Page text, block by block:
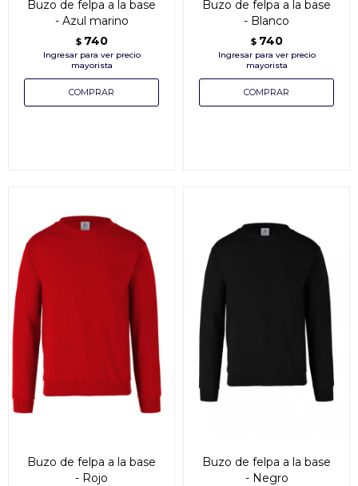
Buzo de felpa a la base
- Azul marino
$ 740
Buzo de felpa a la base
- Blanco
$ 740
Buzo de felpa a la base
- Rojo
Buzo de felpa a la base
- Negro